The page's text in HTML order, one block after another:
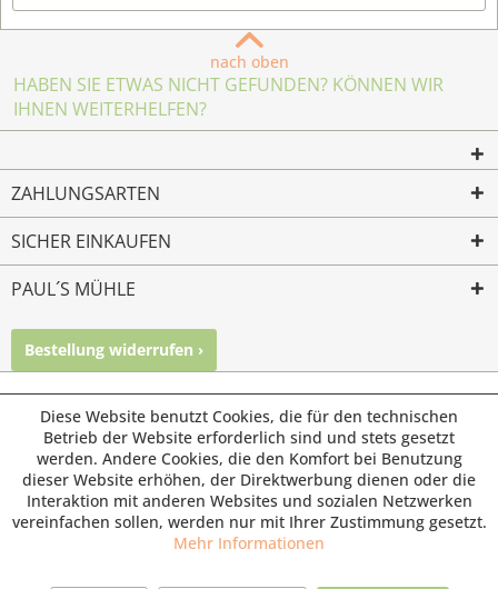
nach oben
HABEN SIE ETWAS NICHT GEFUNDEN? KÖNNEN WIR
IHNEN WEITERHELFEN?
ZAHLUNGSARTEN
SICHER EINKAUFEN
PAUL´S MÜHLE
Bestellung widerrufen ›
© Paul's Mühle | Inhaber: Christof Paul e.K. | Westring 2 |
45659 Recklinghausen
Fax: 02361 -28831 | E-Mail: info@pauls-muehle.de
Diese Website benutzt Cookies, die für den technischen
Betrieb der Website erforderlich sind und stets gesetzt
werden. Andere Cookies, die den Komfort bei Benutzung
dieser Website erhöhen, der Direktwerbung dienen oder die
Interaktion mit anderen Websites und sozialen Netzwerken
vereinfachen sollen, werden nur mit Ihrer Zustimmung gesetzt.
Mehr Informationen